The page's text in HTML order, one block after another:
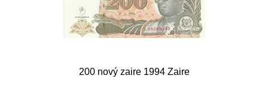
200 nový zaire 1994 Zaire